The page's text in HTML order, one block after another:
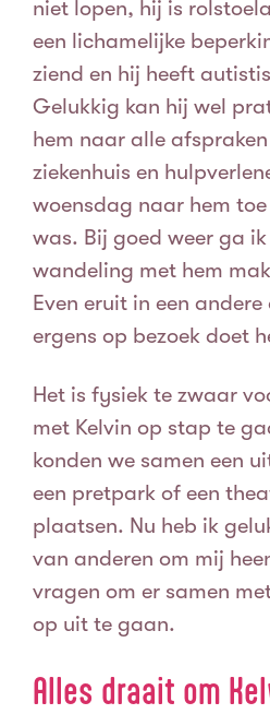
niet lopen, hij is
een lichamelijke
ziend en hij heeft
Gelukkig kan hij wel
hem naar alle
ziekenhuis en
woensdag naar hem
was. Bij goed weer ga
wandeling met hem
Even eruit in een
ergens op bezoek doet
Het is fysiek te zwaar
met Kelvin op stap te
konden we samen een
een pretpark of een
plaatsen. Nu heb ik
van anderen om mij
vragen om er samen
op uit te gaan.
Alles draait om